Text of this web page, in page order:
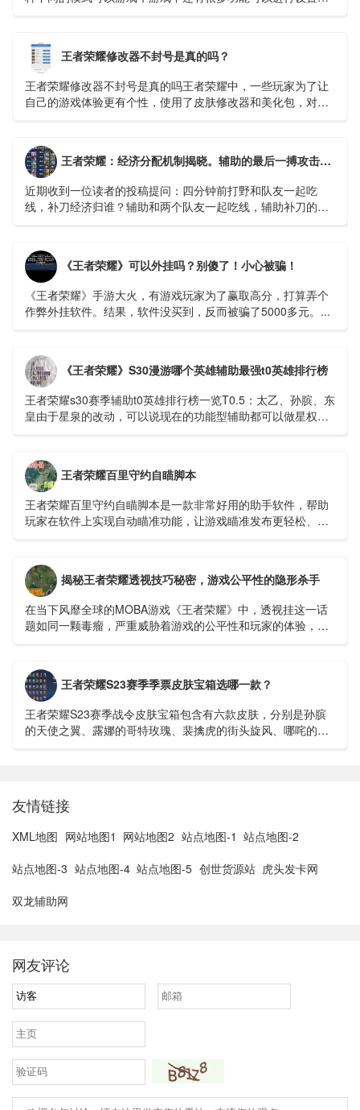
王者荣耀修改器不封号是真的吗？
王者荣耀修改器不封号是真的吗王者荣耀中，一些玩家为了让
自己的游戏体验更有个性，使用了皮肤修改器和美化包，对于
王者荣耀：经济分配机制揭晓。辅助的最后一搏攻击有什么好处吗？ - 哔哩哔哩
近期收到一位读者的投稿提问：四分钟前打野和队友一起吃
线，补刀经济归谁？辅助和两个队友一起吃线，辅助补刀的话
《王者荣耀》可以外挂吗？别傻了！小心被骗！
《王者荣耀》手游大火，有游戏玩家为了赢取高分，打算弄个
作弊外挂软件。结果，软件没买到，反而被骗了5000多元。...
《王者荣耀》S30漫游哪个英雄辅助最强t0英雄排行榜
王者荣耀s30赛季辅助t0英雄排行榜一览​​​​​​​T0.5：太乙、孙膑、东
皇由于星泉的改动，可以说现在的功能型辅助都可以做星权，
王者荣耀百里守约自瞄脚本
王者荣耀百里守约自瞄脚本是一款非常好用的助手软件，帮助
玩家在软件上实现自动瞄准功能，让游戏瞄准发布更轻松、更
揭秘王者荣耀透视技巧秘密，游戏公平性的隐形杀手
在当下风靡全球的MOBA游戏《王者荣耀》中，透视挂这一话
题如同一颗毒瘤，严重威胁着游戏的公平性和玩家的体验，我
王者荣耀S23赛季季票皮肤宝箱选哪一款？
王者荣耀S23赛季战令皮肤宝箱包含有六款皮肤，分别是孙膑
的天使之翼、露娜的哥特玫瑰、裴擒虎的街头旋风、哪咤的三
友情链接
XML地图 网站地图1 网站地图2 站点地图-1 站点地图-2
站点地图-3 站点地图-4 站点地图-5 创世货源站 虎头发卡网
双龙辅助网
网友评论